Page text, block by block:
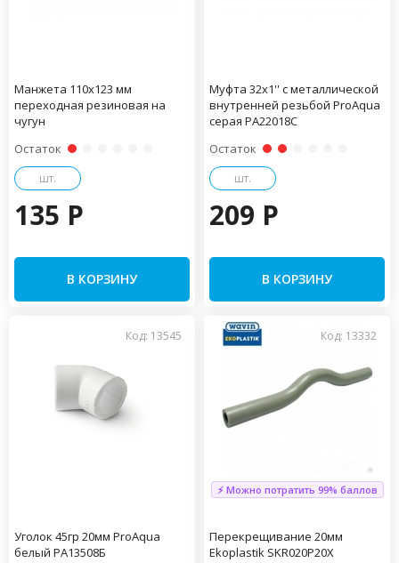
Манжета 110х123 мм
переходная резиновая на
чугун
Остаток
шт.
135 P
В КОРЗИНУ
Муфта 32x1'' с металлической
внутренней резьбой ProAqua
серая PA22018С
Остаток
шт.
209 P
В КОРЗИНУ
Код: 13545
Уголок 45гр 20мм ProAqua
белый PA13508Б
Код: 13332
⚡ Можно потратить 99% баллов
Перекрещивание 20мм
Ekoplastik SKR020P20X